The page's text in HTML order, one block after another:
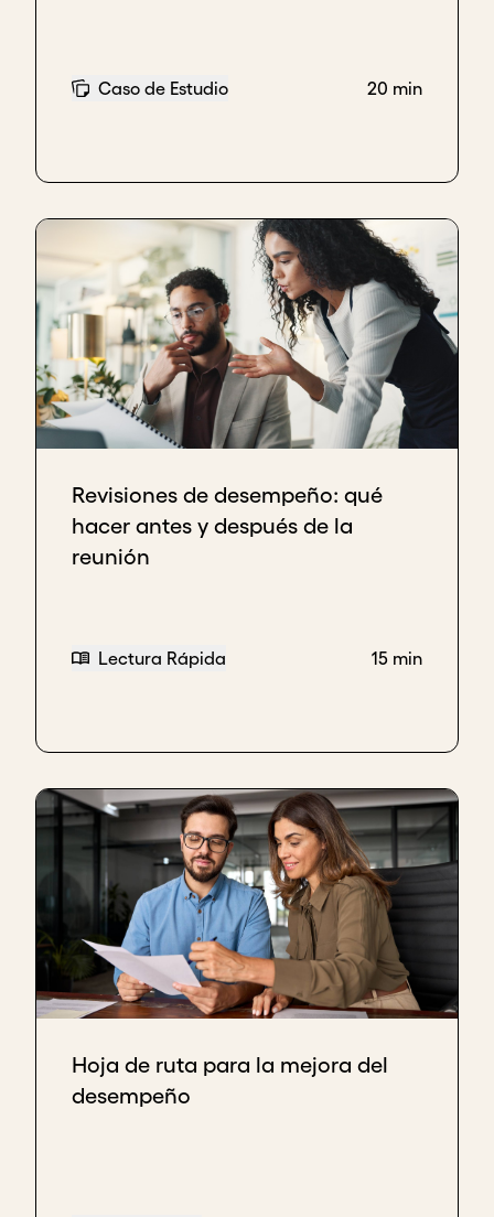
Caso de Estudio 20 min
​​Revisiones de desempeño: qué
hacer antes y después de la
reunión
Lectura Rápida 15 min
Hoja de ruta para la mejora del
desempeño